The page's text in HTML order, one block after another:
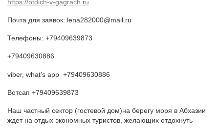
https://otdich-v-gagrach.ru
Почта для заявок: lena282000@mail.ru
Телефоны: +79409639873
+79409630886
viber, what’s app +79409630886
Вотсап +79409639873
Наш частный сектор (гостевой дом)на берегу моря в Абхазии
ждет на отдых экономных туристов, желающих отдохнуть